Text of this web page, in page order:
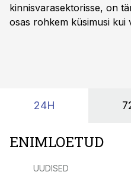
kinnisvarasektorisse, on
osas rohkem küsimusi kui
24H
ENIMLOETUD
UUDISED